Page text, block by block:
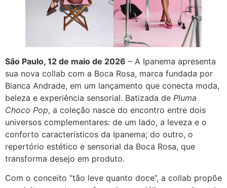
São Paulo, 12 de maio de 2026 – A Ipanema apresenta
sua nova collab com a Boca Rosa, marca fundada por
Bianca Andrade, em um lançamento que conecta moda,
beleza e experiência sensorial. Batizada de Pluma
Choco Pop, a coleção nasce do encontro entre dois
universos complementares: de um lado, a leveza e o
conforto característicos da Ipanema; do outro, o
repertório estético e sensorial da Boca Rosa, que
transforma desejo em produto.
Com o conceito “tão leve quanto doce”, a collab propõe